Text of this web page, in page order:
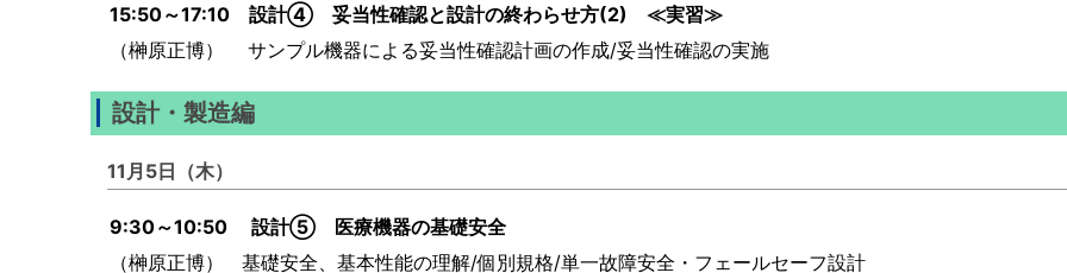
15:50～17:10 設計④ 妥当性確認と設計の終わらせ方(2) ≪実習≫
（榊原正博） サンプル機器による妥当性確認計画の作成/妥当性確認の実施
設計・製造編
11月5日（木）
9:30～10:50 設計⑤ 医療機器の基礎安全
（榊原正博） 基礎安全、基本性能の理解/個別規格/単一故障安全・フェールセーフ設計